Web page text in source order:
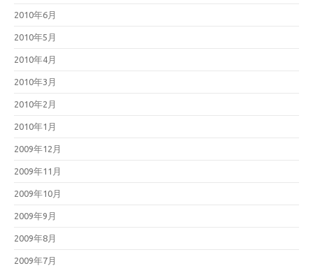
2010年6月
2010年5月
2010年4月
2010年3月
2010年2月
2010年1月
2009年12月
2009年11月
2009年10月
2009年9月
2009年8月
2009年7月